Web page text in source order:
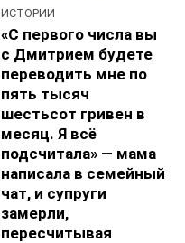
ИСТОРИИ
«С первого числа вы
с Дмитрием будете
переводить мне по
пять тысяч
шестьсот гривен в
месяц. Я всё
подсчитала» — мама
написала в семейный
чат, и супруги
замерли,
пересчитывая